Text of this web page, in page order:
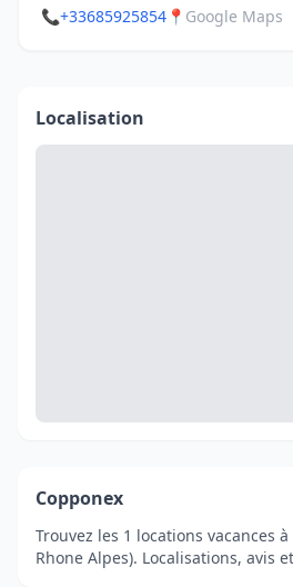
📞+33685925854 📍 Google Maps
Localisation
Copponex
Trouvez les 1 locations vacances
Rhone Alpes). Localisations, avis